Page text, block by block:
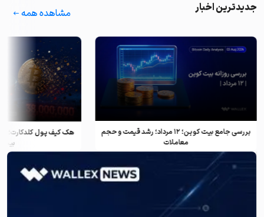
جدیدترین اخبار مشاهده همه
بررسی جامع بیت کوین؛ ۱۲ مرداد؛ رشد قیمت و حجم
معاملات
بیت